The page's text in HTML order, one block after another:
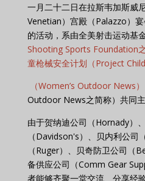
一月二十二日在拉斯韦加斯威
Venetian）宫殿（Palazzo）
的活动，系由全美射击运动基
Shooting Sports Foundation之
童枪械安全计划（Project
（Women’s Outdoor News）
Outdoor News之简称）共同主
由于贺纳迪公司（Hornady）
（Davidson's）、贝内利公司
（Ruger）、贝奇防卫公司（
备供应公司（Comm Gear
者能够齐聚一堂交流、分享经